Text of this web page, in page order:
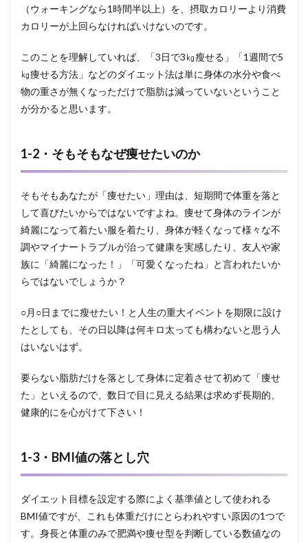
2・
量の
2-
3・
新陳
代謝
3
③「脂
らす＝
痩せ
る」た
めに心
がける
こと
3.1
1・
体重
では
なく
を測
る
3.2
食事
調節
うと
しな
い
（ウォーキングなら1時間半以上）を、摂取カロリーより消費
カロリーが上回らなければいけないのです。
このことを理解していれば、「3日で3㎏瘦せる」「1週間で5
㎏痩せる方法」などのダイエット法は単に身体の水分や食べ
物の重さが無くなっただけで脂肪は減っていないということ
が分かると思います。
1-2・そもそもなぜ痩せたいのか
そもそもあなたが「痩せたい」理由は、短期間で体重を落と
して喜びたいからではないですよね。痩せて身体のラインが
綺麗になって着たい服を着たり、身体が軽くなって様々な不
調やマイナートラブルが治って健康を実感したり、友人や家
族に「綺麗になった！」「可愛くなったね」と言われたいか
らではないでしょうか？
○月○日までに瘦せたい！と人生の重大イベントを期限に設け
たとしても、その日以降は何キロ太っても構わないと思う人
はいないはず。
要らない脂肪だけを落として身体に定着させて初めて「痩せ
た」といえるので、数日で目に見える結果は求めず長期的、
健康的にを心がけて下さい！
1-3・BMI値の落とし穴
ダイエット目標を設定する際によく基準値として使われる
BMI値ですが、これも体重だけにとらわれやすい原因の1つで
す。身長と体重のみで肥満や痩せ型を判断している数値なの